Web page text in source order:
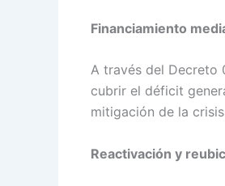
Financiamiento
A través del Decreto
cubrir el déficit
mitigación de la
Reactivación y